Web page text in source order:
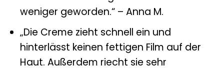
weniger geworden.“ – Anna M.
„Die Creme zieht schnell ein und
hinterlässt keinen fettigen Film auf der
Haut. Außerdem riecht sie sehr